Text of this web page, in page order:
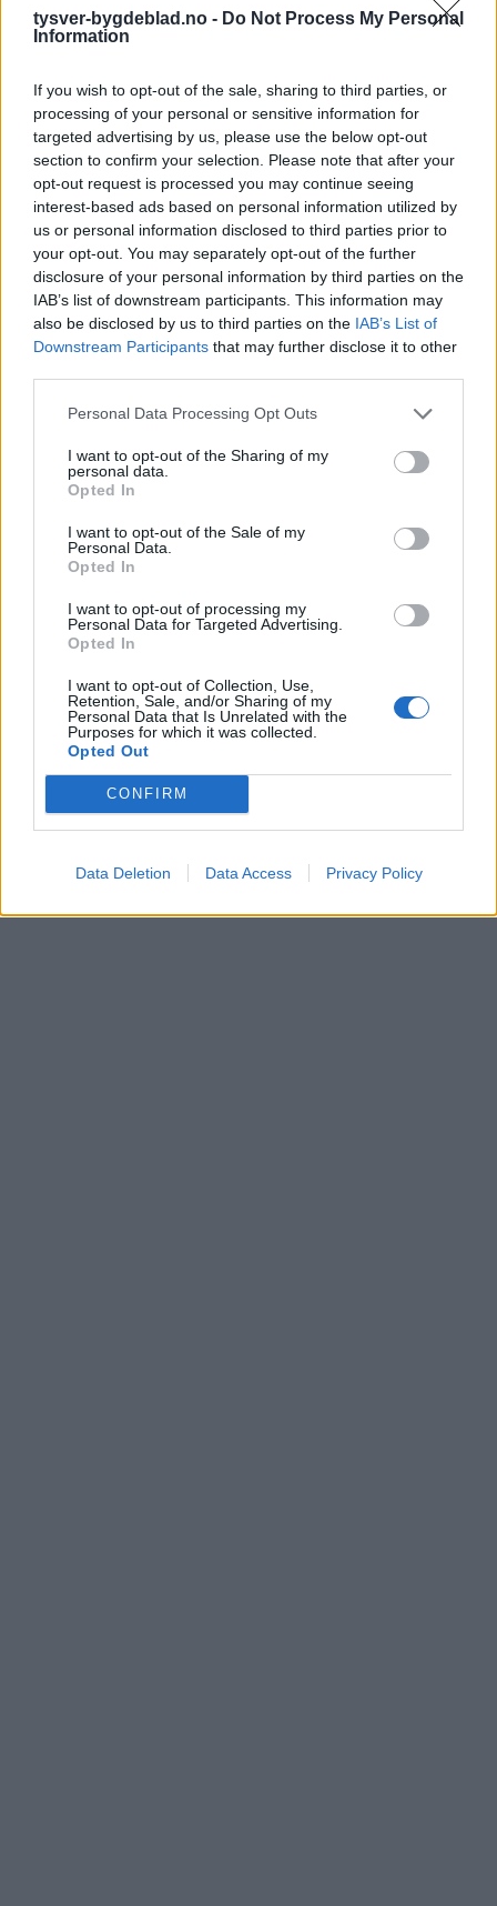
tysver-bygdeblad.no - Do Not Process My Personal
Information
If you wish to opt-out of the sale, sharing to third parties, or
processing of your personal or sensitive information for
targeted advertising by us, please use the below opt-out
section to confirm your selection. Please note that after your
opt-out request is processed you may continue seeing
interest-based ads based on personal information utilized by
us or personal information disclosed to third parties prior to
your opt-out. You may separately opt-out of the further
disclosure of your personal information by third parties on the
IAB’s list of downstream participants. This information may
also be disclosed by us to third parties on the IAB’s List of
Downstream Participants that may further disclose it to other
Personal Data Processing Opt Outs
I want to opt-out of the Sharing of my
personal data.
Opted In
I want to opt-out of the Sale of my
Personal Data.
Opted In
I want to opt-out of processing my
Personal Data for Targeted Advertising.
Opted In
I want to opt-out of Collection, Use,
Retention, Sale, and/or Sharing of my
Personal Data that Is Unrelated with the
Purposes for which it was collected.
Opted Out
CONFIRM
Data Deletion Data Access Privacy Policy